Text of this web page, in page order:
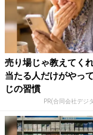
売り場じゃ教えてく
当たる人だけがやっ
じの習慣
PR(合同会社デジ